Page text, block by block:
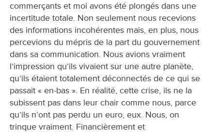
commerçants et moi avons été plongés dans une
incertitude totale. Non seulement nous recevions
des informations incohérentes mais, en plus, nous
percevions du mépris de la part du gouvernement
dans sa communication. Nous avions vraiment
l’impression qu’ils vivaient sur une autre planète,
qu’ils étaient totalement déconnectés de ce qui se
passait « en-bas ». En réalité, cette crise, ils ne la
subissent pas dans leur chair comme nous, parce
qu’ils n’ont pas perdu un euro, eux. Nous, on
trinque vraiment. Financièrement et